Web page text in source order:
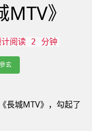
》
计阅读 2 分钟
玄
長城MTV》，勾起了